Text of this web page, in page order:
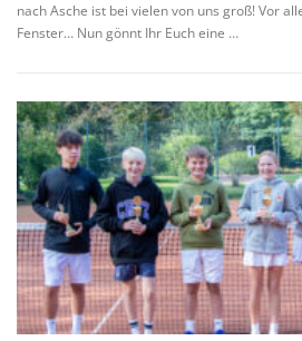
nach Asche ist bei vielen von uns groß! Vor
Fenster… Nun gönnt Ihr Euch eine …